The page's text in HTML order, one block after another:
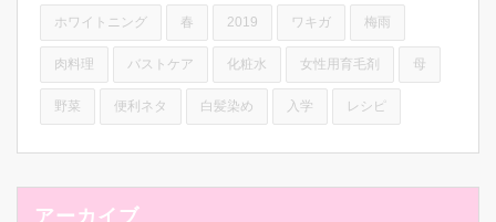
ホワイトニング 春 2019 ワキガ 梅雨
肉料理 バストケア 化粧水 女性用育毛剤 母
野菜 便利ネタ 白髪染め 入学 レシピ
アーカイブ